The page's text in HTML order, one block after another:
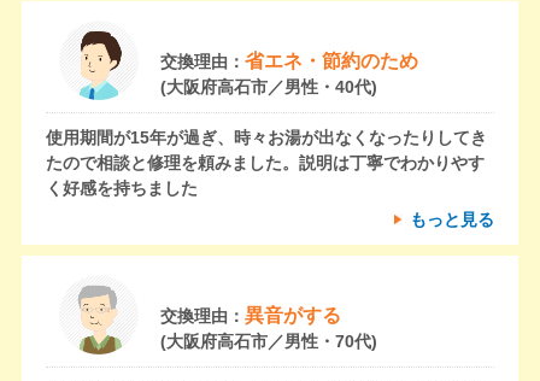
交換理由： 省エネ・節約のため
(大阪府高石市／男性・40代)
使用期間が15年が過ぎ、時々お湯が出なくなったりしてき
たので相談と修理を頼みました。説明は丁寧でわかりやす
く好感を持ちました
もっと見る
交換理由： 異音がする
(大阪府高石市／男性・70代)